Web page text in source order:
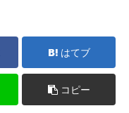
はてブ
コピー